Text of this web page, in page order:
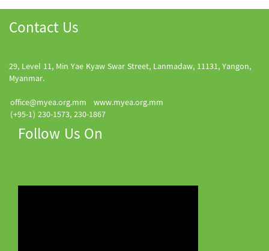
Contact Us
29, Level 11, Min Yae Kyaw Swar Street, Lanmadaw, 11131, Yangon,
Myanmar.
office@myea.org.mm www.myea.org.mm
(+95-1) 230-1573, 230-1867
Follow Us On